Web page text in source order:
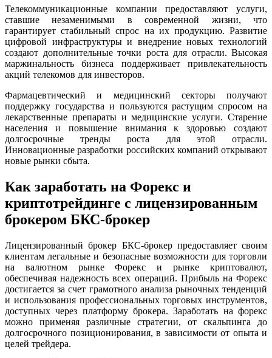
Телекоммуникационные компании предоставляют услуги,
ставшие незаменимыми в современной жизни, что
гарантирует стабильный спрос на их продукцию. Развитие
цифровой инфраструктуры и внедрение новых технологий
создают дополнительные точки роста для отрасли. Высокая
маржинальность бизнеса поддерживает привлекательность
акций телекомов для инвесторов.
Фармацевтический и медицинский секторы получают
поддержку государства и пользуются растущим спросом на
лекарственные препараты и медицинские услуги. Старение
населения и повышение внимания к здоровью создают
долгосрочные тренды роста для этой отрасли.
Инновационные разработки российских компаний открывают
новые рынки сбыта.
Как заработать на Форекс и
криптотрейдинге с лицензированным
брокером БКС-брокер
Лицензированный брокер БКС-брокер предоставляет своим
клиентам легальные и безопасные возможности для торговли
на валютном рынке Форекс и рынке криптовалют,
обеспечивая надежность всех операций. Прибыль на Форекс
достигается за счет грамотного анализа рыночных тенденций
и использования профессиональных торговых инструментов,
доступных через платформу брокера. Заработать на форекс
можно применяя различные стратегии, от скальпинга до
долгосрочного позиционирования, в зависимости от опыта и
целей трейдера.